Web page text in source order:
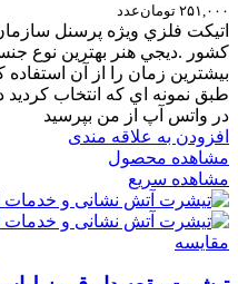
۲۵۱,۰۰۰ تومانعدد
اتيکت فلزي ويژه پرسنل
کشور .ديجي هنر بهترين نوع
بيشترين زمان را از آن
طبق نمونه اي که انتخاب کرديد
در واتس آپ از من بپرسيد
افزودن به علاقه مندی
مشاهده محصول
مشاهده سریع
مقایسه